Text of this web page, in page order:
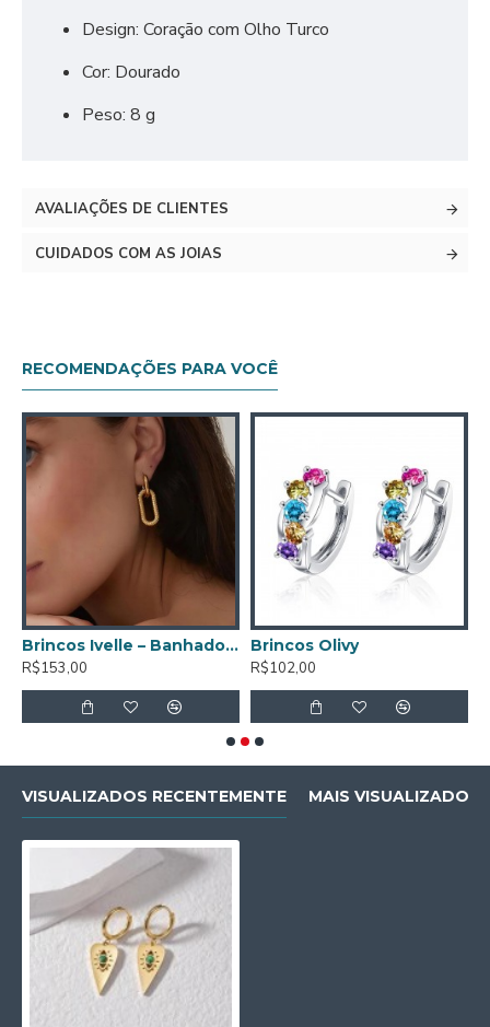
Design: Coração com Olho Turco
Cor: Dourado
Peso: 8 g
AVALIAÇÕES DE CLIENTES
CUIDADOS COM AS JOIAS
RECOMENDAÇÕES PARA VOCÊ
Brincos Ivelle – Banhados a Ouro de 18K
R$153,00
Brincos Olivy
R$102,00
VISUALIZADOS RECENTEMENTE MAIS VISUALIZADOS